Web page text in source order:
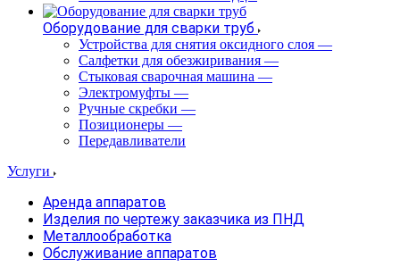
Оборудование для сварки труб
Устройства для снятия оксидного слоя —
Салфетки для обезжиривания —
Стыковая сварочная машина —
Электромуфты —
Ручные скребки —
Позиционеры —
Передавливатели
Услуги
Аренда аппаратов
Изделия по чертежу заказчика из ПНД
Металлообработка
Обслуживание аппаратов